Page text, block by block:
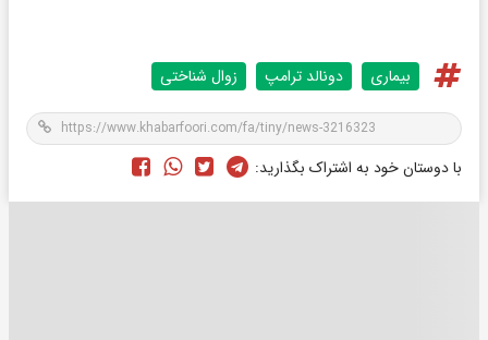
بیماری دونالد ترامپ زوال شناختی
با دوستان خود به اشتراک بگذارید: